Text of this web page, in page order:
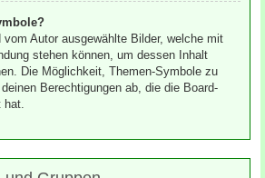
Autor ausgewählte Bilder, welche mit
stehen können, um dessen Inhalt
Die Möglichkeit, Themen-Symbole zu
Berechtigungen ab, die die Board-
hat.